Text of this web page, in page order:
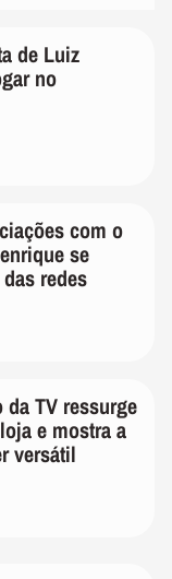
de Luiz
no
com o
se
redes
TV ressurge
e mostra a
versátil